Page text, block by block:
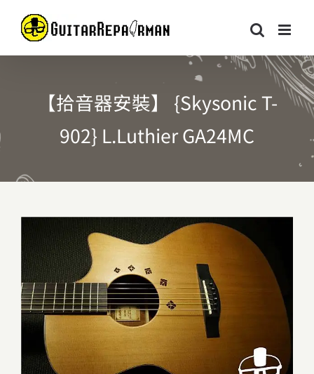
【拾音器安裝】 {Skysonic T-
902} L.Luthier GA24MC